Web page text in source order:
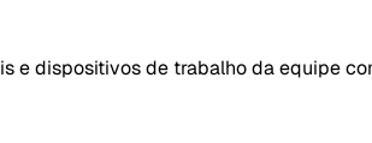
e dispositivos de trabalho da equipe